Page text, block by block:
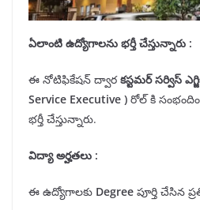
ఏలాంటి ఉద్యోగాలను భర్తీచేస్తున్నారు :
ఈ నోటిఫికేషన్ ద్వారకస్టమర్ సర్విస్
Service Executive ) రోల్ కి
భర్తీ చేస్తున్నారు.
విద్యా అర్హతలు :
ఈ ఉద్యోగాలకు Degree పూర్తి చేసిన